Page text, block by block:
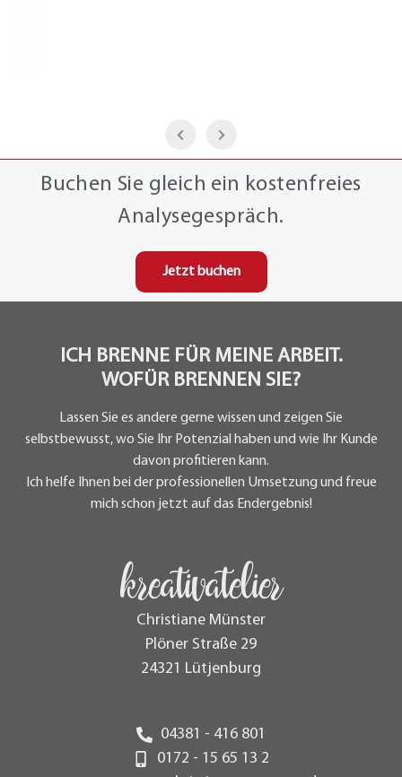
Buchen Sie gleich ein kostenfreies
Analysegespräch.
Jetzt buchen
ICH BRENNE FÜR MEINE ARBEIT.
WOFÜR BRENNEN SIE?
Lassen Sie es andere gerne wissen und zeigen Sie
selbstbewusst, wo Sie Ihr Potenzial haben und wie Ihr Kunde
davon profitieren kann.
Ich helfe Ihnen bei der professionellen Umsetzung und freue
mich schon jetzt auf das Endergebnis!
kreativatelier
Christiane Münster
Plöner Straße 29
24321 Lütjenburg
04381 - 416 801
0172 - 15 65 13 2